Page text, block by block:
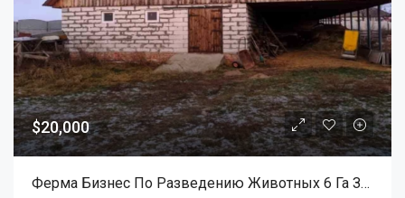
$20,000
Ферма Бизнес По Разведению Животных 6 Га Земли.